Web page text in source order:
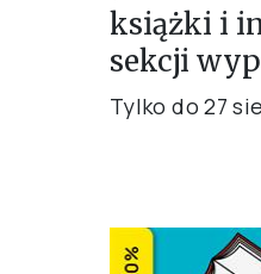
książki i
sekcji
Tylko do 27